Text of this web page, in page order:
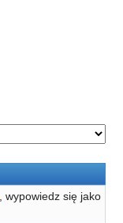
, wypowiedz się jako